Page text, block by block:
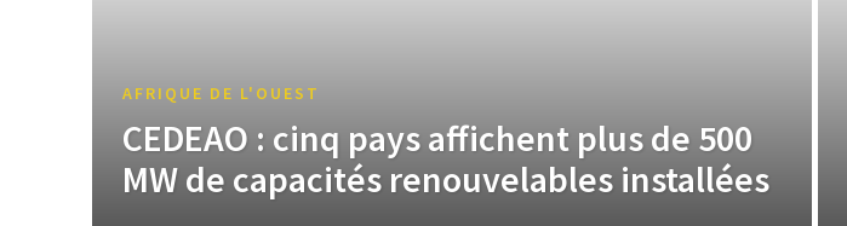
AFRIQUE DE L'OUEST
CEDEAO : cinq pays affichent plus de 500
MW de capacités renouvelables installées